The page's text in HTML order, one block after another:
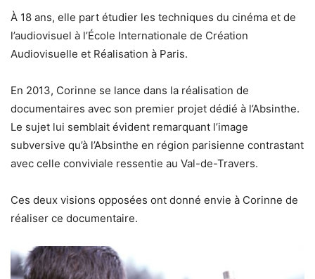
À 18 ans, elle part étudier les techniques du cinéma et de
l’audiovisuel à l’École Internationale de Création
Audiovisuelle et Réalisation à Paris.
En 2013, Corinne se lance dans la réalisation de
documentaires avec son premier projet dédié à l’Absinthe.
Le sujet lui semblait évident remarquant l’image
subversive qu’à l’Absinthe en région parisienne contrastant
avec celle conviviale ressentie au Val-de-Travers.
Ces deux visions opposées ont donné envie à Corinne de
réaliser ce documentaire.